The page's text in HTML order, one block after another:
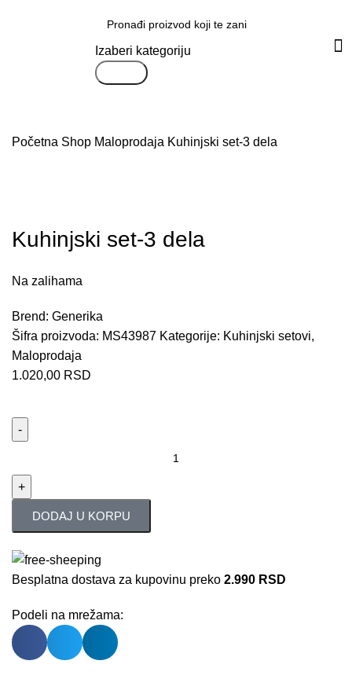
Izaberi kategoriju
Početna Shop Maloprodaja Kuhinjski set-3 dela
Kuhinjski set-3 dela
Na zalihama
Brend: Generika
Šifra proizvoda: MS43987 Kategorije: Kuhinjski setovi,
Maloprodaja
1.020,00 RSD
DODAJ U KORPU
Besplatna dostava za kupovinu preko 2.990 RSD
Podeli na mrežama: